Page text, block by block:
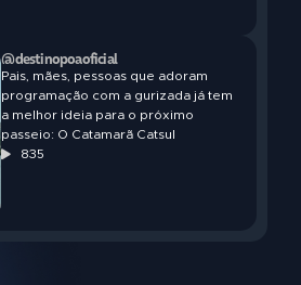
@destinopoaoficial
Pais, mães, pessoas que adoram
programação com a gurizada já tem
a melhor ideia para o próximo
passeio: O Catamarã Catsul
835